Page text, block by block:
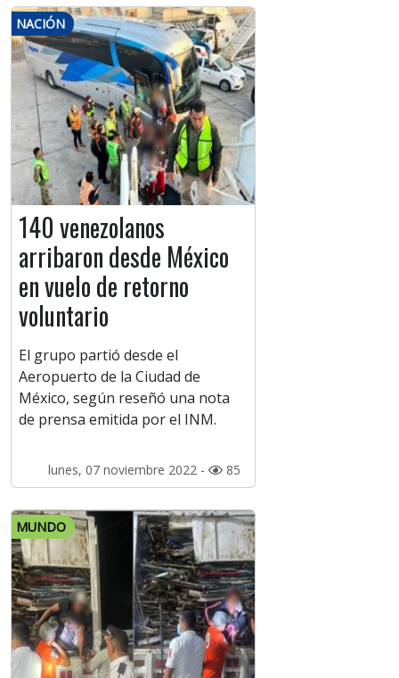
NACIÓN
140 venezolanos
arribaron desde México
en vuelo de retorno
voluntario
El grupo partió desde el
Aeropuerto de la Ciudad de
México, según reseñó una nota
de prensa emitida por el INM.
lunes, 07 noviembre 2022 - 85
MUNDO